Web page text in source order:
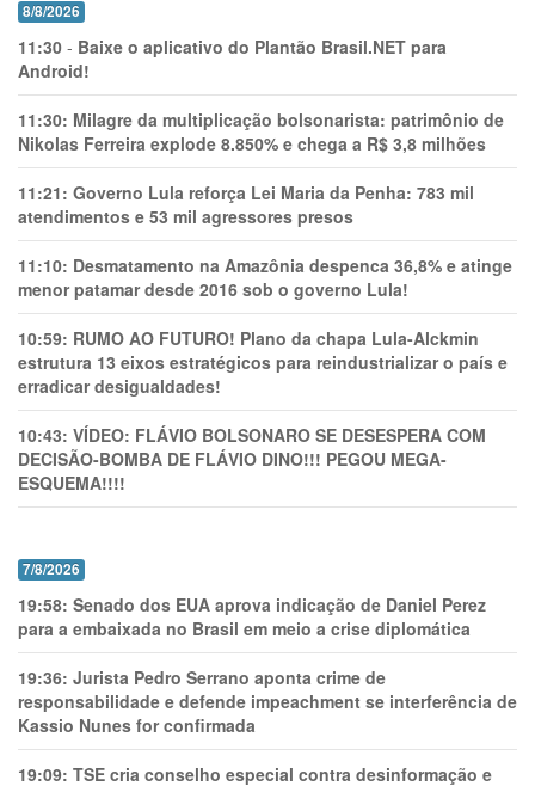
8/8/2026
11:30 - Baixe o aplicativo do Plantão Brasil.NET para
Android!
11:30: Milagre da multiplicação bolsonarista: patrimônio de
Nikolas Ferreira explode 8.850% e chega a R$ 3,8 milhões
11:21: Governo Lula reforça Lei Maria da Penha: 783 mil
atendimentos e 53 mil agressores presos
11:10: Desmatamento na Amazônia despenca 36,8% e atinge
menor patamar desde 2016 sob o governo Lula!
10:59: RUMO AO FUTURO! Plano da chapa Lula-Alckmin
estrutura 13 eixos estratégicos para reindustrializar o país e
erradicar desigualdades!
10:43: VÍDEO: FLÁVIO BOLSONARO SE DESESPERA COM
DECISÃO-BOMBA DE FLÁVIO DINO!!! PEGOU MEGA-
ESQUEMA!!!!
7/8/2026
19:58: Senado dos EUA aprova indicação de Daniel Perez
para a embaixada no Brasil em meio a crise diplomática
19:36: Jurista Pedro Serrano aponta crime de
responsabilidade e defende impeachment se interferência de
Kassio Nunes for confirmada
19:09: TSE cria conselho especial contra desinformação e